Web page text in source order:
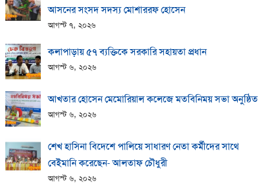
আসনের সংসদ সদস্য মোশাররফ হোসেন
আগস্ট ৭, ২০২৬
কলাপাড়ায় ​৫৭ ব্যক্তিকে সরকারি সহায়তা প্রধান
আগস্ট ৬, ২০২৬
আখতার হোসেন মেমোরিয়াল কলেজে মতবিনিময় সভা অনুষ্ঠিত
আগস্ট ৬, ২০২৬
শেখ হাসিনা বিদেশে পালিয়ে সাধারণ নেতা কর্মীদের সাথে
বেইমানি করেছেন- আলতাফ চৌধুরী
আগস্ট ৬, ২০২৬